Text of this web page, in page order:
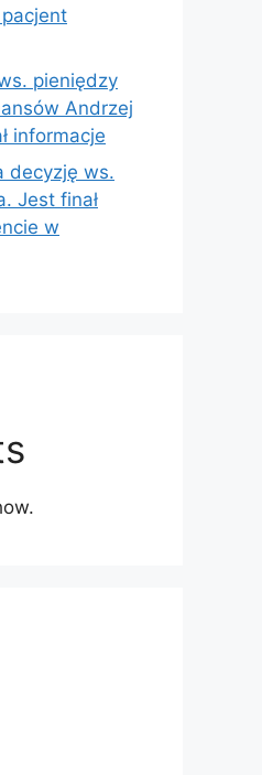
pieniędzy
Andrzej
informacje
decyzję ws.
Jest finał
w